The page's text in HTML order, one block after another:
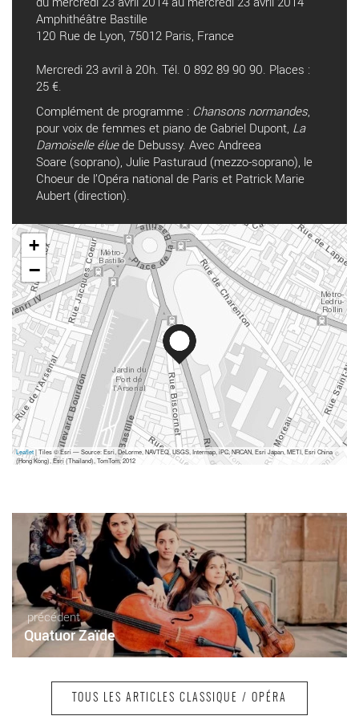
Amphithéâtre Bastille
120 Rue de Lyon, 75012 Paris, France
Mercredi 23 avril à 20h. Tél. 0 892 89 90 90. Places :
25 €.
Complément de programme : Chansons normandes,
pour voix de femmes et piano de Gabriel Dupont, La
Damoiselle éluede Debussy. Avec Andreea
Soare (soprano), Julie Pasturaud (mezzo-soprano), le
Choeur de l’Opéra national de Paris et Patrick Marie
Aubert (direction).
+
−
Leaflet| Tiles © Esri — Source: Esri, DeLorme, NAVTEQ, USGS, Intermap, iPC, NRCAN, Esri Japan, METI, Esri China
(Hong Kong), Esri (Thailand), TomTom, 2012
précédent
Quatuor Zaïde
TOUS LES ARTICLES CLASSIQUE / OPÉRA